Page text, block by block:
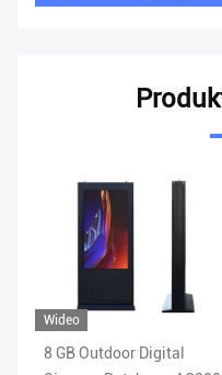
Wideo
8 GB Outdoor Digital